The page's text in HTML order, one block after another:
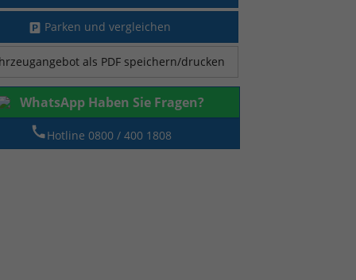
Parken und vergleichen
als PDF speichern/drucken
WhatsApp Haben Sie Fragen?
Hotline 0800 / 400 1808